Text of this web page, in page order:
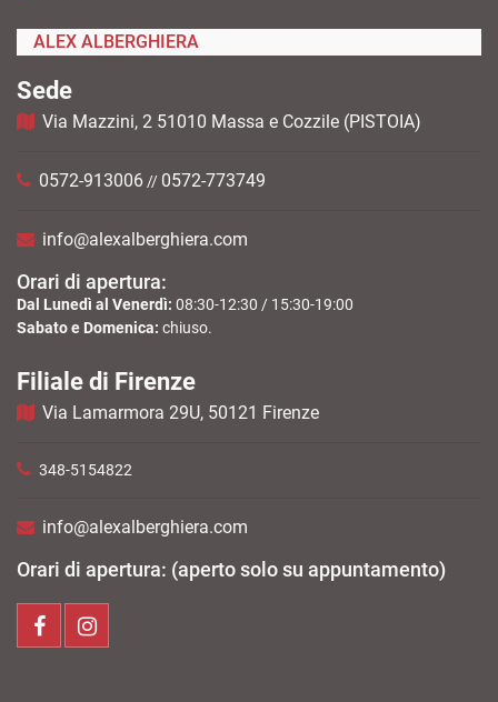
ALEX ALBERGHIERA
Sede
Via Mazzini, 2 51010 Massa e Cozzile (PISTOIA)
0572-913006 // 0572-773749
info@alexalberghiera.com
Orari di apertura:
Dal Lunedì al Venerdì: 08:30-12:30 / 15:30-19:00
Sabato e Domenica: chiuso.
Filiale di Firenze
Via Lamarmora 29U, 50121 Firenze
348-5154822
info@alexalberghiera.com
Orari di apertura: (aperto solo su appuntamento)